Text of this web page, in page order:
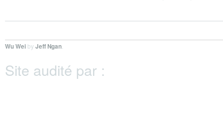
Wu Wei by Jeff Ngan
Site audité par :